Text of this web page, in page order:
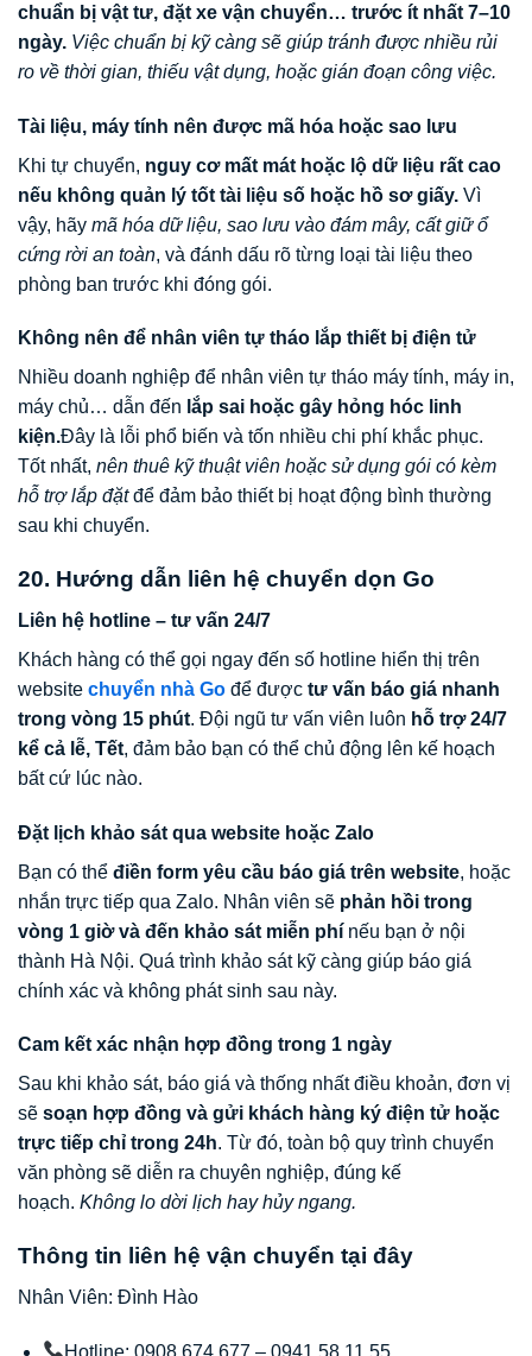
chuẩn bị vật tư, đặt xe vận chuyển… trước ít nhất 7–10
ngày. Việc chuẩn bị kỹ càng sẽ giúp tránh được nhiều rủi
ro về thời gian, thiếu vật dụng, hoặc gián đoạn công việc.
Tài liệu, máy tính nên được mã hóa hoặc sao lưu
Khi tự chuyển, nguy cơ mất mát hoặc lộ dữ liệu rất cao
nếu không quản lý tốt tài liệu số hoặc hồ sơ giấy. Vì
vậy, hãy mã hóa dữ liệu, sao lưu vào đám mây, cất giữ ổ
cứng rời an toàn, và đánh dấu rõ từng loại tài liệu theo
phòng ban trước khi đóng gói.
Không nên để nhân viên tự tháo lắp thiết bị điện tử
Nhiều doanh nghiệp để nhân viên tự tháo máy tính, máy in,
máy chủ… dẫn đến lắp sai hoặc gây hỏng hóc linh
kiện.Đây là lỗi phổ biến và tốn nhiều chi phí khắc phục.
Tốt nhất, nên thuê kỹ thuật viên hoặc sử dụng gói có kèm
hỗ trợ lắp đặtđể đảm bảo thiết bị hoạt động bình thường
sau khi chuyển.
20. Hướng dẫn liên hệ chuyển dọn Go
Liên hệ hotline – tư vấn 24/7
Khách hàng có thể gọi ngay đến số hotline hiển thị trên
website chuyển nhà Go để được tư vấn báo giá nhanh
trong vòng 15 phút. Đội ngũ tư vấn viên luôn hỗ trợ 24/7
kể cả lễ, Tết, đảm bảo bạn có thể chủ động lên kế hoạch
bất cứ lúc nào.
Đặt lịch khảo sát qua website hoặc Zalo
Bạn có thể điền form yêu cầu báo giá trên website, hoặc
nhắn trực tiếp qua Zalo. Nhân viên sẽ phản hồi trong
vòng 1 giờ và đến khảo sát miễn phí nếu bạn ở nội
thành Hà Nội. Quá trình khảo sát kỹ càng giúp báo giá
chính xác và không phát sinh sau này.
Cam kết xác nhận hợp đồng trong 1 ngày
Sau khi khảo sát, báo giá và thống nhất điều khoản, đơn vị
sẽ soạn hợp đồng và gửi khách hàng ký điện tử hoặc
trực tiếp chỉ trong 24h. Từ đó, toàn bộ quy trình chuyển
văn phòng sẽ diễn ra chuyên nghiệp, đúng kế
hoạch. Không lo dời lịch hay hủy ngang.
Thông tin liên hệ vận chuyển tại đây
Nhân Viên: Đình Hào
Hotline: 0908 674 677 – 0941 58 11 55